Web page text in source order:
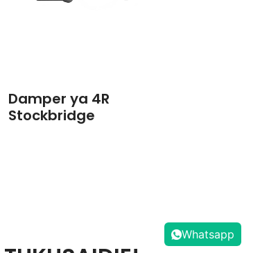
Damper ya 4R
Stockbridge
Whatsapp